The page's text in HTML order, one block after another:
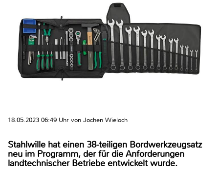
18.05.2023 06:49 Uhr von Jochen Wieloch
Stahlwille hat einen 38-teiligen Bordwerkzeugsatz
neu im Programm, der für die Anforderungen
landtechnischer Betriebe entwickelt wurde.